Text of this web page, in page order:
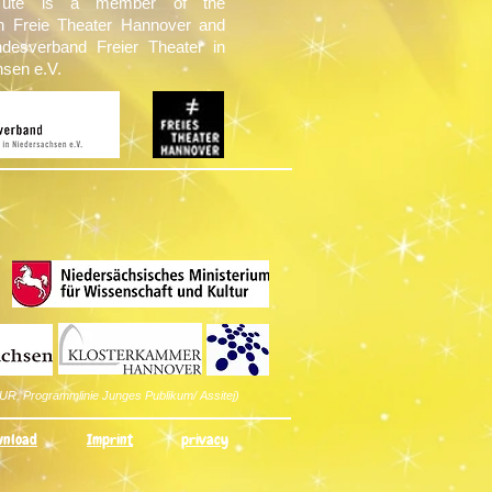
Programmlinie Junges Publikum/ Assitej)
Imprint privacy
Freie Theater Hannover and
Freier Theater in
e.V.